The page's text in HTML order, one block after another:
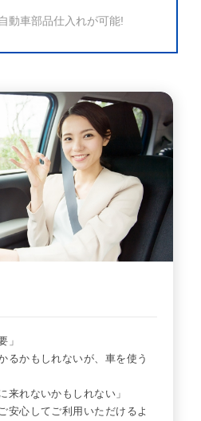
動車部品仕入れが可能!
」
るかもしれないが、車を使う
来れないかもしれない」
安心してご利用いただけるよ